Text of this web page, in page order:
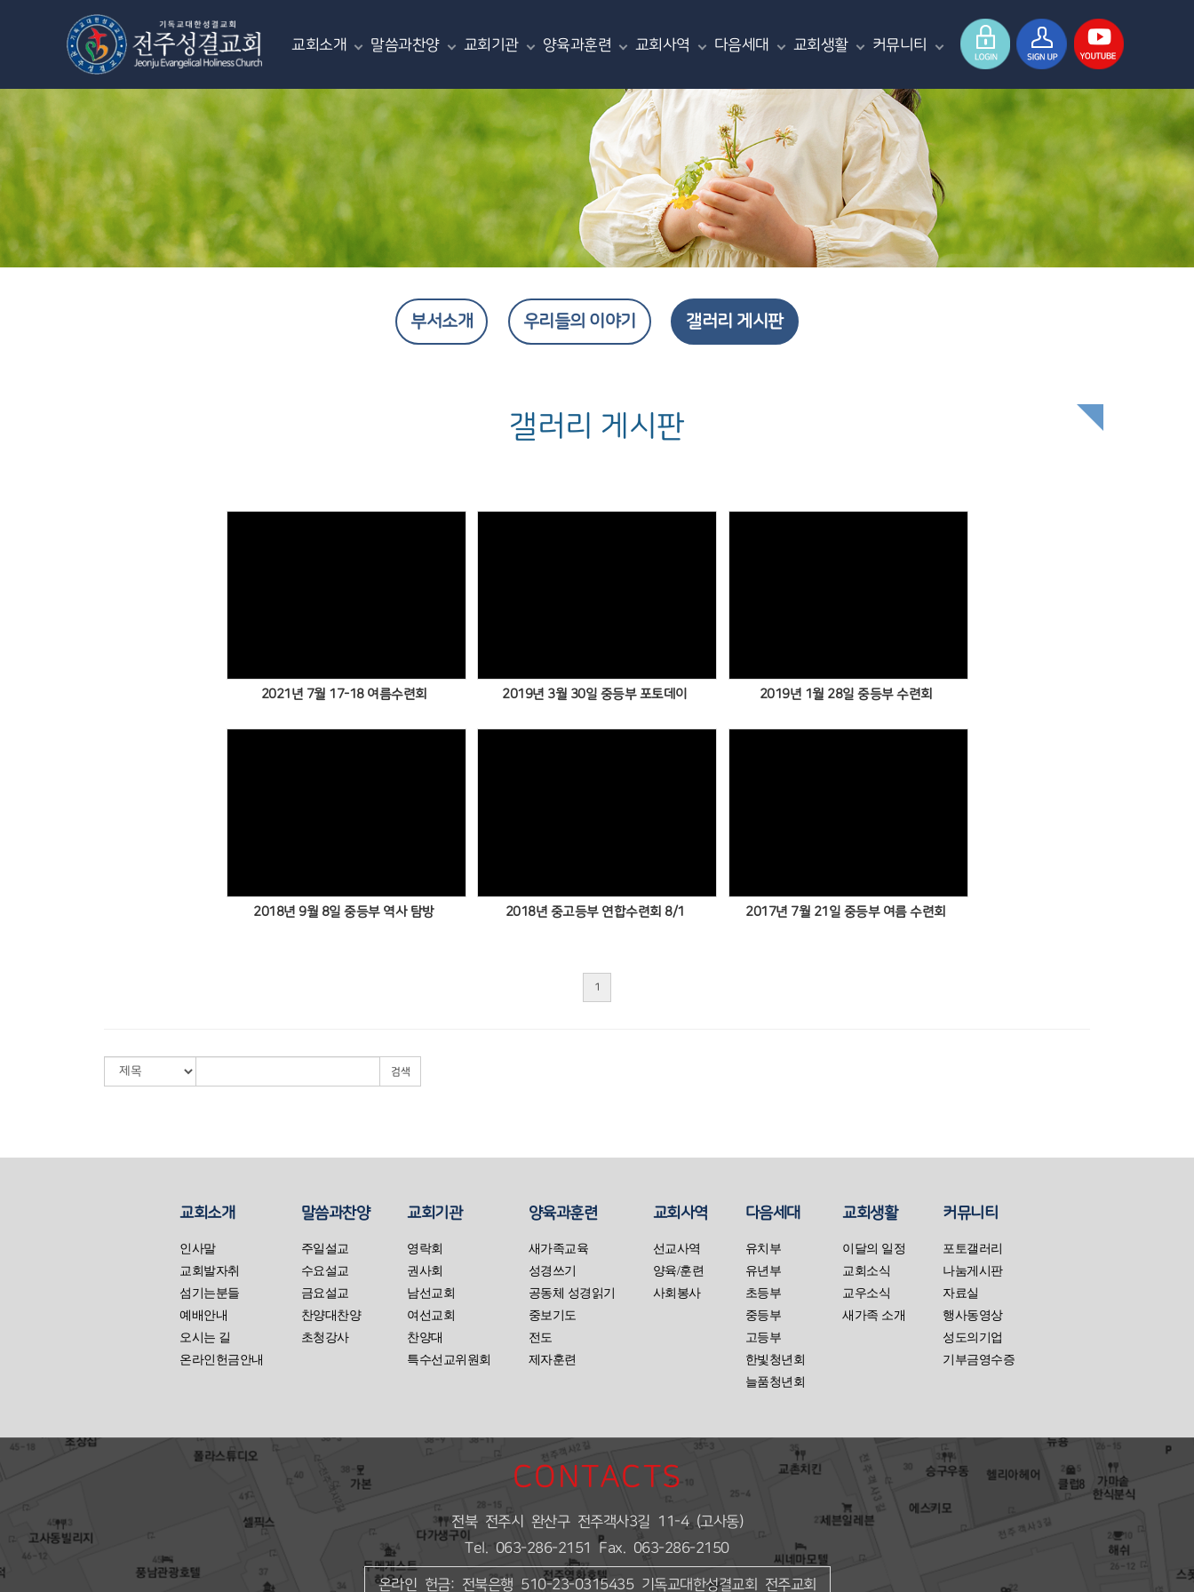
교회소개 말씀과찬양 교회기관 양육과훈련 교회사역 다음세대 교회생활 커뮤니티
부서소개 우리들의 이야기 갤러리 게시판
갤러리 게시판
2021년 7월 17-18 여름수련회 2019년 3월 30일 중등부 포토데이 2019년 1월 28일 중등부 수련회
2018년 9월 8일 중등부 역사 탐방 2018년 중고등부 연합수련회 8/1 2017년 7월 21일 중등부 여름 수련회
1
검색
교회소개
인사말
교회발자취
섬기는분들
예배안내
오시는 길
온라인헌금안내
말씀과찬양
주일설교
수요설교
금요설교
찬양대찬양
초청강사
교회기관
영락회
권사회
남선교회
여선교회
찬양대
특수선교위원회
양육과훈련
새가족교육
성경쓰기
공동체 성경읽기
중보기도
전도
제자훈련
교회사역
선교사역
양육/훈련
사회봉사
다음세대
유치부
유년부
초등부
중등부
고등부
한빛청년회
늘품청년회
교회생활
이달의 일정
교회소식
교우소식
새가족 소개
커뮤니티
포토갤러리
나눔게시판
자료실
행사동영상
성도의기업
기부금영수증
CONTACTS
전북 전주시 완산구 전주객사3길 11-4 (고사동)
Tel. 063-286-2151Fax. 063-286-2150
온라인 헌금: 전북은행 510-23-0315435 기독교대한성결교회 전주교회